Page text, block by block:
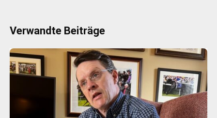
Verwandte Beiträge